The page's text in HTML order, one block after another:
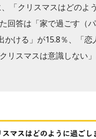
「クリスマスはどのよ
回答は「家で過ごす（
ける」が15.8％、「
リスマスは意識しない」